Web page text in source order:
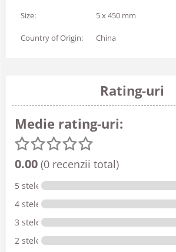
Size: 5 x 450 mm
Country of Origin: China
Rating-uri
Medie rating-uri:
0.00 (0 recenzii total)
5 stele
4 stele
3 stele
2 stele